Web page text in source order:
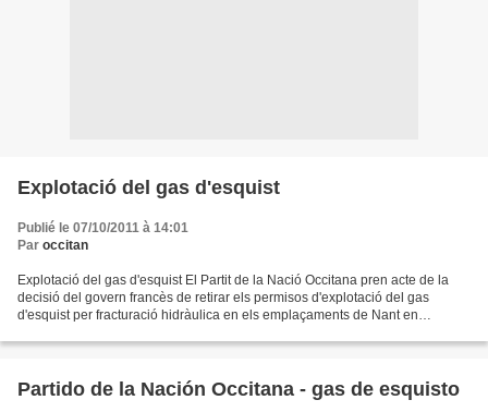
Explotació del gas d'esquist
Publié le 07/10/2011 à 14:01
Par occitan
Explotació del gas d'esquist El Partit de la Nació Occitana pren acte de la
decisió del govern francès de retirar els permisos d'explotació del gas
d'esquist per fracturació hidràulica en els emplaçaments de Nant en
Partido de la Nación Occitana - gas de esquisto